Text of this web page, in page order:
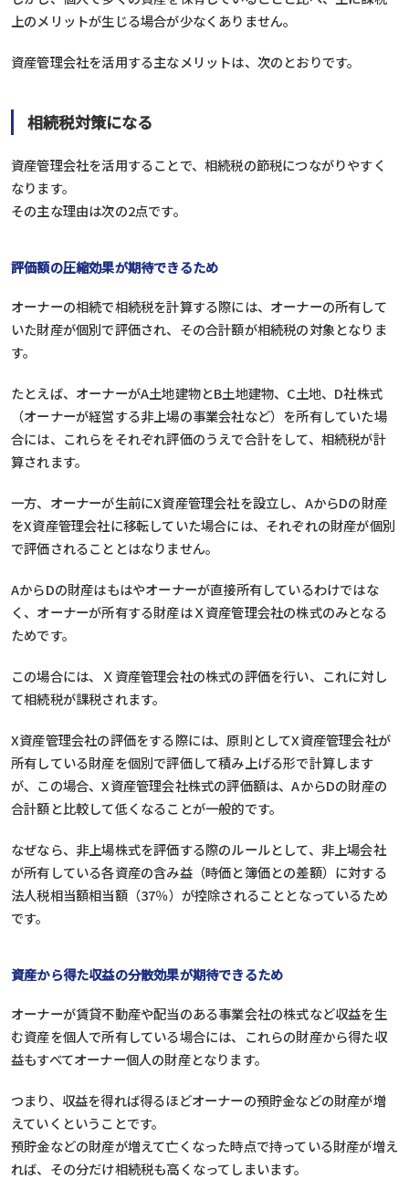
上のメリットが生じる場合が少なくありません。
資産管理会社を活用する主なメリットは、次のとおりです。
相続税対策になる
資産管理会社を活用することで、相続税の節税につながりやすく
なります。
その主な理由は次の2点です。
評価額の圧縮効果が期待できるため
オーナーの相続で相続税を計算する際には、オーナーの所有して
いた財産が個別で評価され、その合計額が相続税の対象となりま
す。
たとえば、オーナーがA土地建物とB土地建物、C土地、D社株式
（オーナーが経営する非上場の事業会社など）を所有していた場
合には、これらをそれぞれ評価のうえで合計をして、相続税が計
算されます。
一方、オーナーが生前にX資産管理会社を設立し、AからDの財産
をX資産管理会社に移転していた場合には、それぞれの財産が個別
で評価されることとはなりません。
AからDの財産はもはやオーナーが直接所有しているわけではな
く、オーナーが所有する財産はＸ資産管理会社の株式のみとなる
ためです。
この場合には、Ｘ資産管理会社の株式の評価を行い、これに対し
て相続税が課税されます。
X資産管理会社の評価をする際には、原則としてX資産管理会社が
所有している財産を個別で評価して積み上げる形で計算します
が、この場合、X資産管理会社株式の評価額は、AからDの財産の
合計額と比較して低くなることが一般的です。
なぜなら、非上場株式を評価する際のルールとして、非上場会社
が所有している各資産の含み益（時価と簿価との差額）に対する
法人税相当額相当額（37％）が控除されることとなっているため
です。
資産から得た収益の分散効果が期待できるため
オーナーが賃貸不動産や配当のある事業会社の株式など収益を生
む資産を個人で所有している場合には、これらの財産から得た収
益もすべてオーナー個人の財産となります。
つまり、収益を得れば得るほどオーナーの預貯金などの財産が増
えていくということです。
預貯金などの財産が増えて亡くなった時点で持っている財産が増え
れば、その分だけ相続税も高くなってしまいます。